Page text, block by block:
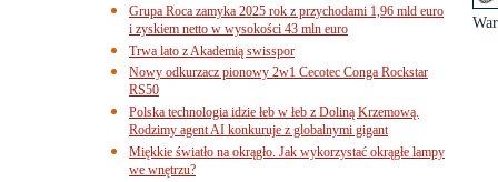
Grupa Roca zamyka 2025 rok z przychodami 1,96 mld euro
i zyskiem netto w wysokości 43 mln euro
Trwa lato z Akademią swisspor
Nowy odkurzacz pionowy 2w1 Cecotec Conga Rockstar
RS50
Polska technologia idzie łeb w łeb z Doliną Krzemową.
Rodzimy agent AI konkuruje z globalnymi gigant
Miękkie światło na okrągło. Jak wykorzystać okrągłe lampy
we wnętrzu?